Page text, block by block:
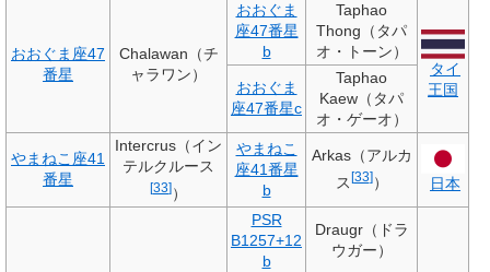
おおぐま座47
番星
Chalawan（チ
ャラワン）
おおぐま
座47番星
b
Taphao
Thong（タパ
オ・トーン）
タイ
王国
おおぐま
座47番星c
Taphao
Kaew（タパ
オ・ゲーオ）
やまねこ座41
番星
Intercrus（イン
テルクルース
[33] ）
やまねこ
座41番星
b
Arkas（アルカ
ス [33]） 日本
PSR
B1257+12
b
Draugr（ドラ
ウガー）